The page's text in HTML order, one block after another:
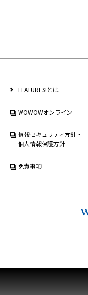
FEATURES!とは
WOWOWオンライン
情報セキュリティ方針・
個人情報保護方針
免責事項